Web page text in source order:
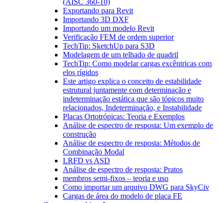
(AISC 360-10)
Exportando para Revit
Importando 3D DXF
Importando um modelo Revit
Verificação FEM de ordem superior
TechTip: SketchUp para S3D
Modelagem de um telhado de quadril
TechTip: Como modelar cargas excêntricas com
elos rígidos
Este artigo explica o conceito de estabilidade
estrutural juntamente com determinação e
indeterminação estática que são tópicos muito
relacionados, Indeterminação, e Instabilidade
Placas Ortotrópicas: Teoria e Exemplos
Análise de espectro de resposta: Um exemplo de
construção
Análise de espectro de resposta: Métodos de
Combinação Modal
LRFD vs ASD
Análise de espectro de resposta: Pratos
membros semi-fixos – teoria e uso
Como importar um arquivo DWG para SkyCiv
Cargas de área do modelo de placa FE